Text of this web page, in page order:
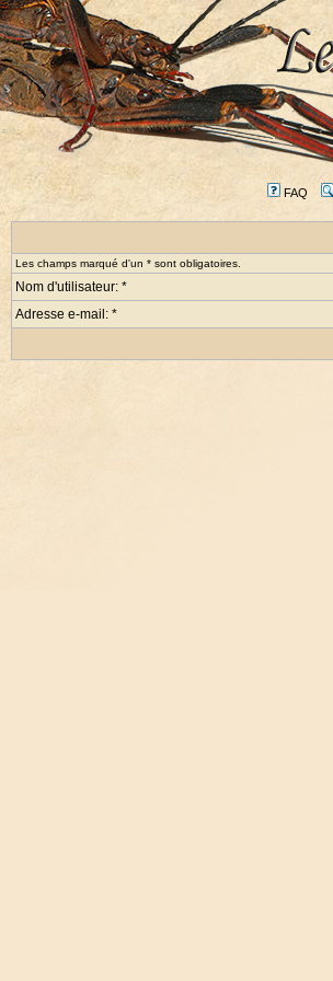
FAQ
Les champs marqué d'un * sont obligatoires.
Nom d'utilisateur: *
Adresse e-mail: *